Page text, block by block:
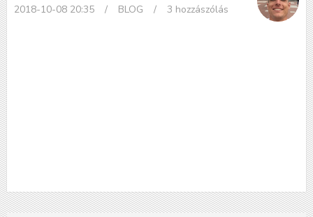
2018-10-08 20:35 / BLOG / 3 hozzászólás